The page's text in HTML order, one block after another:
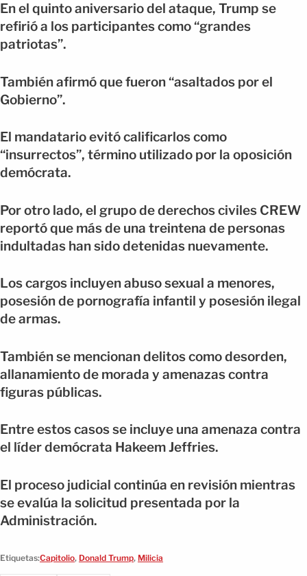
En el quinto aniversario del ataque, Trump se
refirió a los participantes como “grandes
patriotas”.
También afirmó que fueron “asaltados por el
Gobierno”.
El mandatario evitó calificarlos como
“insurrectos”, término utilizado por la oposición
demócrata.
Por otro lado, el grupo de derechos civiles CREW
reportó que más de una treintena de personas
indultadas han sido detenidas nuevamente.
Los cargos incluyen abuso sexual a menores,
posesión de pornografía infantil y posesión ilegal
de armas.
También se mencionan delitos como desorden,
allanamiento de morada y amenazas contra
figuras públicas.
Entre estos casos se incluye una amenaza contra
el líder demócrata Hakeem Jeffries.
El proceso judicial continúa en revisión mientras
se evalúa la solicitud presentada por la
Administración.
Etiquetas:Capitolio, Donald Trump, Milicia